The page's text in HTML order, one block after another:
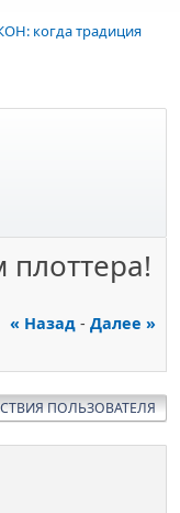
когда традиция
« Назад - Далее »
ПОЛЬЗОВАТЕЛЯ